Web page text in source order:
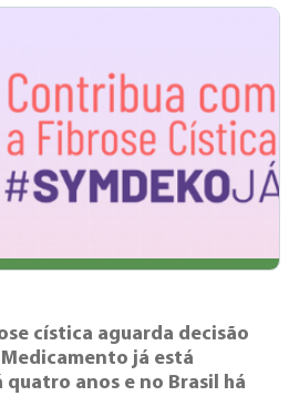
cística aguarda decisão
já está
quatro anos e no Brasil há